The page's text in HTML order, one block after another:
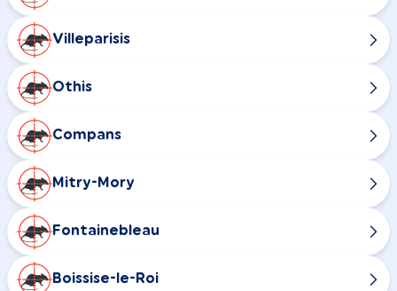
Villeparisis
Othis
Compans
Mitry-Mory
Fontainebleau
Boissise-le-Roi